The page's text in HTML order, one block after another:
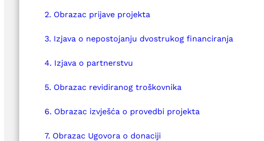
2. Obrazac prijave projekta
3. Izjava o nepostojanju dvostrukog financiranja
4. Izjava o partnerstvu
5. Obrazac revidiranog troškovnika
6. Obrazac izvješća o provedbi projekta
7. Obrazac Ugovora o donaciji